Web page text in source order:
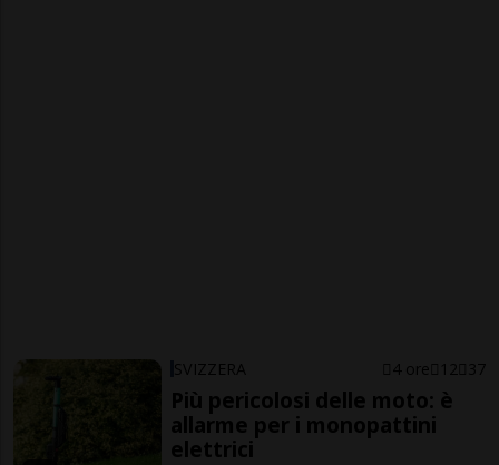
SVIZZERA 4 ore 12 37
Più pericolosi delle moto: è
allarme per i monopattini
elettrici